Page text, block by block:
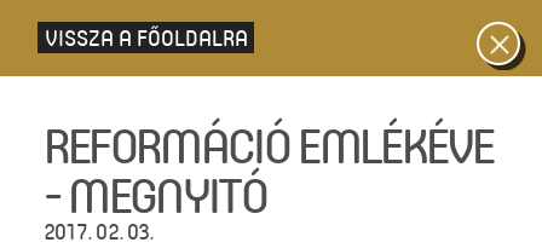
VISSZA A FŐOLDALRA
REFORMÁCIÓ EMLÉKÉVE
- MEGNYITÓ
2017. 02. 03.